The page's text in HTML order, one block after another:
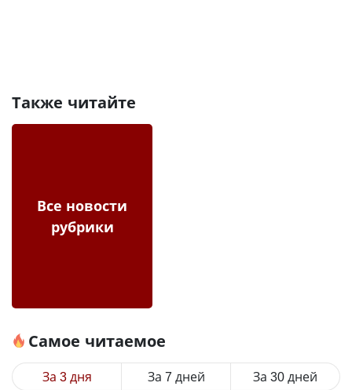
Также читайте
Все новости
рубрики
Самое читаемое
За 3 дня За 7 дней За 30 дней